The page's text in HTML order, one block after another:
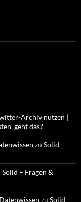
Archiv nutzen |
geht das?
zu Solid
Solid – Fragen &
zu Solid –